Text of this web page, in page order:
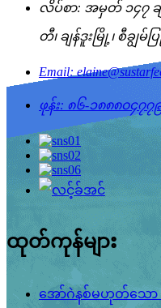
လိပ်စာ: အမှတ် ၁၄၇ ခ
တီ၊ ချန်ဒူးမြို့၊ စီချွ
Email:
ဖုန်း: ၈၆-၁၈၈၈၀၄၇၇
ထုတ်ကုန်များ
အော်ဂဲနစ်မဟုတ်သော